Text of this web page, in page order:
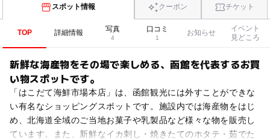
スポット情報 クーポン チケット
TOP 詳細情報 写真
4
口コミ
1
お知らせ
イベント
見どころ
新鮮な海産物をその場で楽しめる、函館を代表するお買
い物スポットです。
「はこだて海鮮市場本店」は、函館観光には外すことができな
い有名なショッピングスポットです。施設内では海産物をはじ
め、北海道全域のご当地お菓子や乳製品など様々な物を販売し
ています。また、新鮮なイカ刺し・焼きたてのホタテ・茹でた